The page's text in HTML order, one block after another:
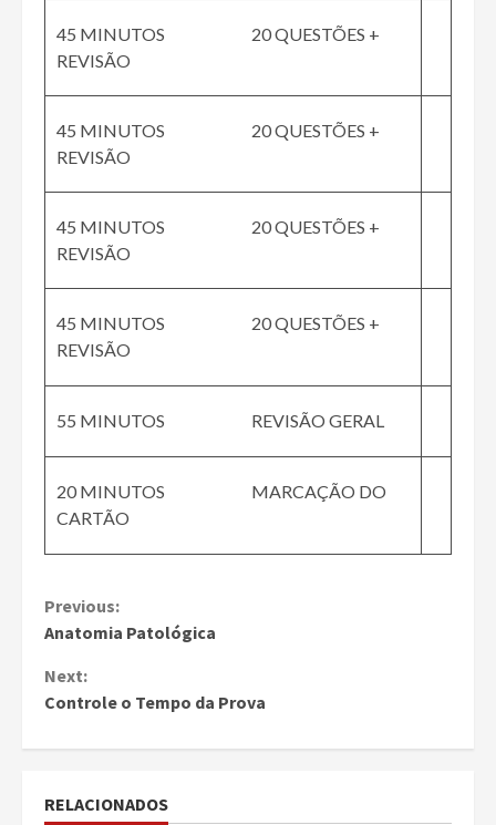
45 MINUTOS 20 QUESTÕES +
REVISÃO
45 MINUTOS 20 QUESTÕES +
REVISÃO
45 MINUTOS 20 QUESTÕES +
REVISÃO
45 MINUTOS 20 QUESTÕES +
REVISÃO
55 MINUTOS REVISÃO GERAL
20 MINUTOS MARCAÇÃO DO
CARTÃO
Continue
Previous:
Anatomia Patológica
Next:
Controle o Tempo da Prova
RELACIONADOS